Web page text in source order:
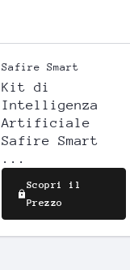
Safire Smart
Kit di
Intelligenza
Artificiale
Safire Smart
...
Scopri il
Prezzo